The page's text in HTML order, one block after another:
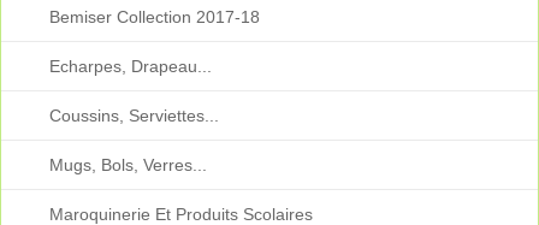
Bemiser Collection 2017-18
Echarpes, Drapeau...
Coussins, Serviettes...
Mugs, Bols, Verres...
Maroquinerie Et Produits Scolaires